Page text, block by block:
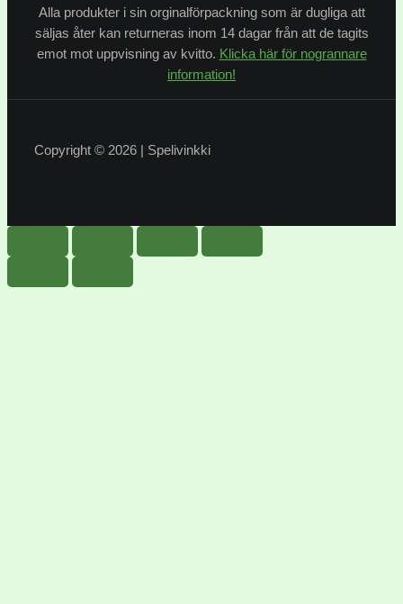
Alla produkter i sin orginalförpackning som är dugliga att
säljas åter kan returneras inom 14 dagar från att de tagits
emot mot uppvisning av kvitto. Klicka här för nogrannare
information!
Copyright © 2026 | Spelivinkki